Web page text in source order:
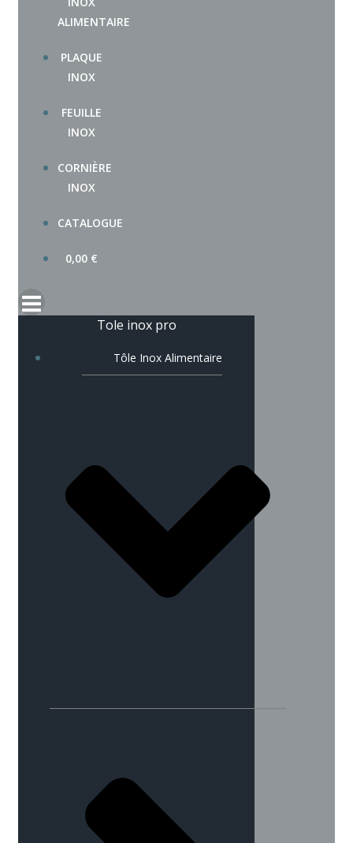
ALIMENTAIRE
PLAQUE
INOX
FEUILLE
INOX
CORNIÈRE
INOX
CATALOGUE
0,00 €
Tole inox pro
Tôle Inox Alimentaire